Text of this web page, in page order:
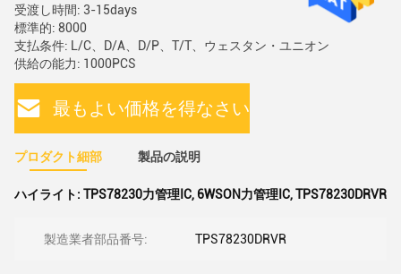
受渡し時間: 3-15days
標準的: 8000
支払条件: L/C、D/A、D/P、T/T、ウェスタン・ユニオン
供給の能力: 1000PCS
最もよい価格を得なさい
プロダクト細部 製品の説明
ハイライト: TPS78230力管理IC, 6WSON力管理IC,TPS78230DRVR
製造業者部品番号: TPS78230DRVR